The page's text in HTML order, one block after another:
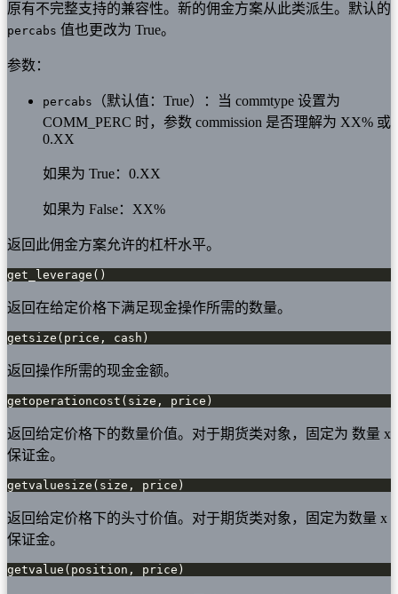
原有不完整支持的兼容性。新的佣金方案从此类派生。默认的
percabs 值也更改为 True。
参数：
percabs
（默认值：True）：当 commtype 设置为
COMM_PERC 时，参数 commission 是否理解为 XX% 或
0.XX
如果为 True：0.XX
如果为 False：XX%
返回此佣金方案允许的杠杆水平。
get_leverage()
返回在给定价格下满足现金操作所需的数量。
getsize(price, cash)
返回操作所需的现金金额。
getoperationcost(size, price)
返回给定价格下的数量价值。对于期货类对象，固定为 数量 x
保证金。
getvaluesize(size, price)
返回给定价格下的头寸价值。对于期货类对象，固定为数量 x
保证金。
getvalue(position, price)